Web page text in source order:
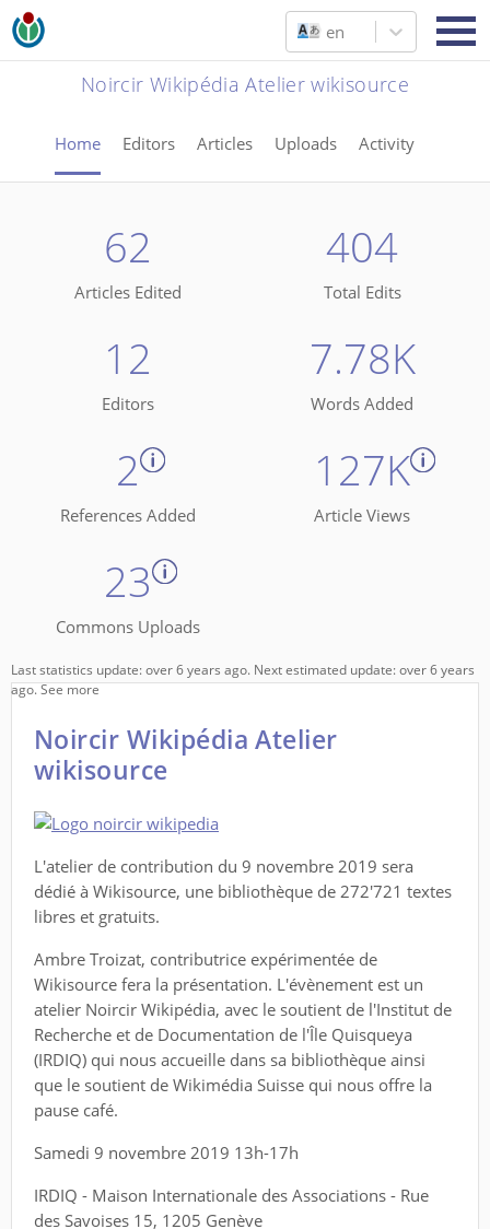
en
Noircir Wikipédia Atelier wikisource
Home Editors Articles Uploads Activity
62
Articles Edited
404
Total Edits
12
Editors
7.78K
Words Added
2
References Added
127K
Article Views
23
Commons Uploads
Last statistics update: over 6 years ago. Next estimated update: over 6 years
ago.See more
Noircir Wikipédia Atelier
wikisource
L'atelier de contribution du 9 novembre 2019 sera
dédié à Wikisource, une bibliothèque de 272'721 textes
libres et gratuits.
Ambre Troizat, contributrice expérimentée de
Wikisource fera la présentation. L'évènement est un
atelier Noircir Wikipédia, avec le soutient de l'Institut de
Recherche et de Documentation de l'Île Quisqueya
(IRDIQ) qui nous accueille dans sa bibliothèque ainsi
que le soutient de Wikimédia Suisse qui nous offre la
pause café.
Samedi 9 novembre 2019 13h-17h
IRDIQ - Maison Internationale des Associations - Rue
des Savoises 15, 1205 Genève